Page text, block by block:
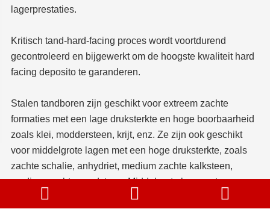
lagerprestaties.
Kritisch tand-hard-facing proces wordt voortdurend
gecontroleerd en bijgewerkt om de hoogste kwaliteit hard
facing deposito te garanderen.
Stalen tandboren zijn geschikt voor extreem zachte
formaties met een lage druksterkte en hoge boorbaarheid
zoals klei, moddersteen, krijt, enz. Ze zijn ook geschikt
voor middelgrote lagen met een hoge druksterkte, zoals
zachte schalie, anhydriet, medium zachte kalksteen,
medium zachte zandsteen. Middelgrote laag met een
harde tussenlaag.
  